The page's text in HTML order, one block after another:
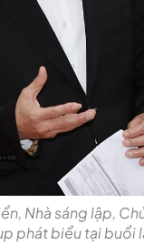
Nhà sáng lập,
phát biểu tại buổi